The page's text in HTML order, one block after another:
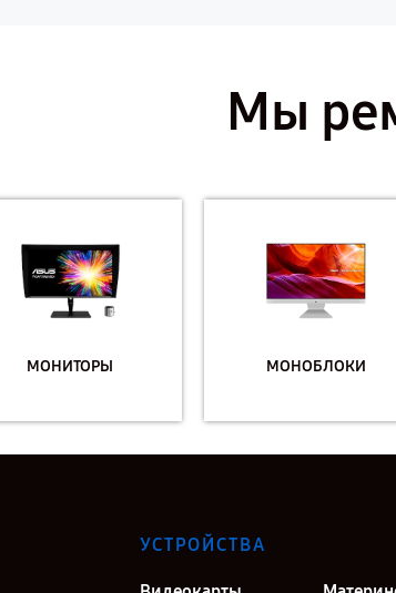
Мы
МОНИТОРЫ МОНОБЛОКИ
УСТРОЙСТВА